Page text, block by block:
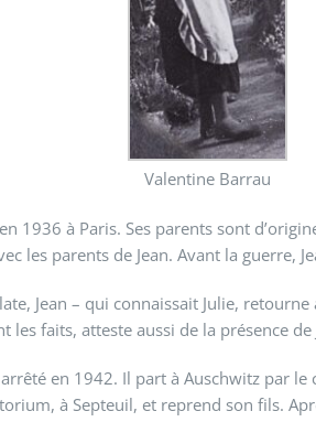
Valentine Barrau
1936 à Paris. Ses parents sont
les parents de Jean. Avant la
Jean – qui connaissait Julie,
les faits, atteste aussi de la présence
arrêté en 1942. Il part à Auschwitz par
à Septeuil, et reprend son fils.